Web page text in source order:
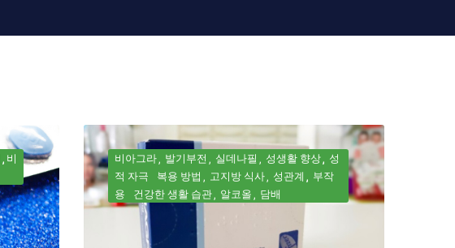
비
비아그라 발기부전 실데나필 성생활 향상
성
적 자극
복용 방법 고지방 식사 성관계
부작
용
건강한 생활 습관 알코올 담배